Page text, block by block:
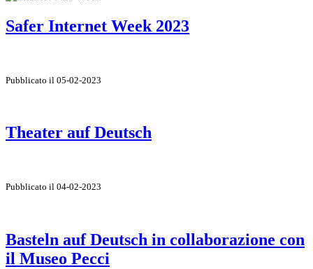
Safer Internet Week 2023
Pubblicato il 05-02-2023
Theater auf Deutsch
Pubblicato il 04-02-2023
Basteln auf Deutsch in collaborazione con
il Museo Pecci